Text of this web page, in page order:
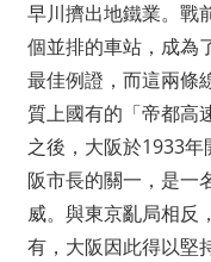
早川擠出地鐵業。戰
個並排的車站，成為
最佳例證，而這兩條
質上國有的「帝都高
之後，大阪於1933
阪市長的關一，是一
威。與東京亂局相反
有，大阪因此得以堅